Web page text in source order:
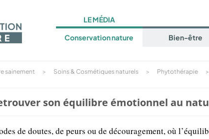
LE MÉDIA
Conservation nature Bien-être
sainement > Soins & Cosmétiques naturels > Phytothérapie >
son équilibre émotionnel au
de doutes, de peurs ou de découragement, où